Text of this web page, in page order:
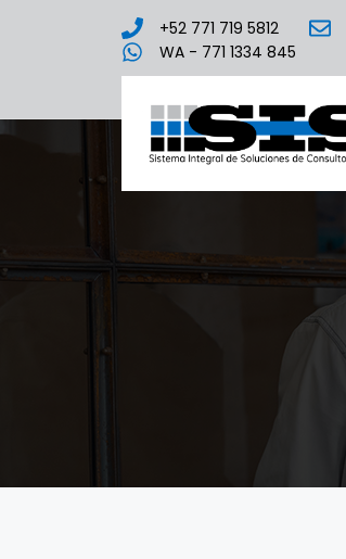
+52 771 719 5812
WA - 771 1334 845